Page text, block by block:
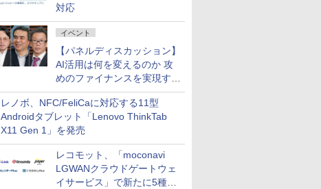
対応
イベント
【パネルディスカッション】
AI活用は何を変えるのか 攻
めのファイナンスを実現する
業務設計とマインドセット変
革
レノボ、NFC/FeliCaに対応する11型
Androidタブレット「Lenovo ThinkTab
X11 Gen 1」を発売
レコモット、「moconavi
LGWANクラウドゲートウェ
イサービス」で新たに5種類